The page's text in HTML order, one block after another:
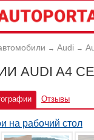
→ Audi →
AUDI A4
Отзывы
на рабочий стол